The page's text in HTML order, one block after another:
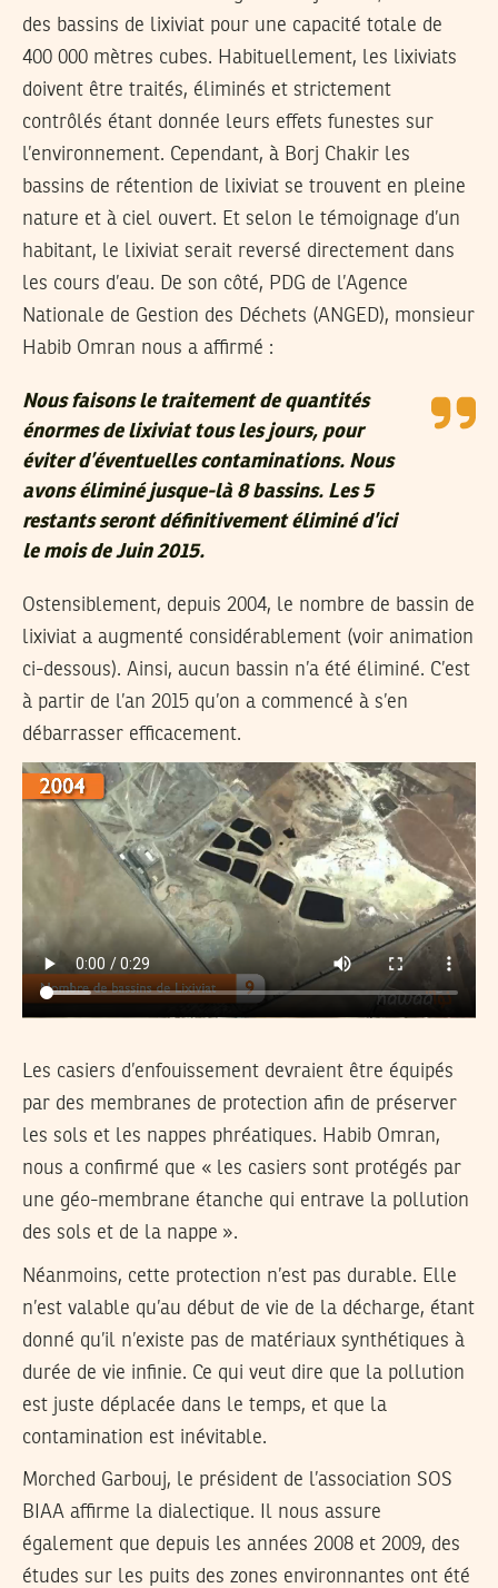
des bassins de lixiviat pour une capacité totale de
400 000 mètres cubes. Habituellement, les lixiviats
doivent être traités, éliminés et strictement
contrôlés étant donnée leurs effets funestes sur
l’environnement. Cependant, à Borj Chakir les
bassins de rétention de lixiviat se trouvent en pleine
nature et à ciel ouvert. Et selon le témoignage d’un
habitant, le lixiviat serait reversé directement dans
les cours d’eau. De son côté, PDG de l’Agence
Nationale de Gestion des Déchets (ANGED), monsieur
Habib Omran nous a affirmé :
Nous faisons le traitement de quantités
énormes de lixiviat tous les jours, pour
éviter d’éventuelles contaminations. Nous
avons éliminé jusque-là 8 bassins. Les 5
restants seront définitivement éliminé d’ici
le mois de Juin 2015.
Ostensiblement, depuis 2004, le nombre de bassin de
lixiviat a augmenté considérablement (voir animation
ci-dessous). Ainsi, aucun bassin n’a été éliminé. C’est
à partir de l’an 2015 qu’on a commencé à s’en
débarrasser efficacement.
Les casiers d’enfouissement devraient être équipés
par des membranes de protection afin de préserver
les sols et les nappes phréatiques. Habib Omran,
nous a confirmé que « les casiers sont protégés par
une géo-membrane étanche qui entrave la pollution
des sols et de la nappe ».
Néanmoins, cette protection n’est pas durable. Elle
n’est valable qu’au début de vie de la décharge, étant
donné qu’il n’existe pas de matériaux synthétiques à
durée de vie infinie. Ce qui veut dire que la pollution
est juste déplacée dans le temps, et que la
contamination est inévitable.
Morched Garbouj, le président de l’association SOS
BIAA affirme la dialectique. Il nous assure
également que depuis les années 2008 et 2009, des
études sur les puits des zones environnantes ont été